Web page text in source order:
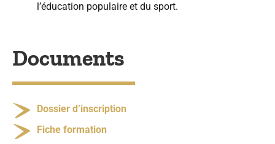
l’éducation populaire et du sport.
Documents
Dossier d’inscription
Fiche formation